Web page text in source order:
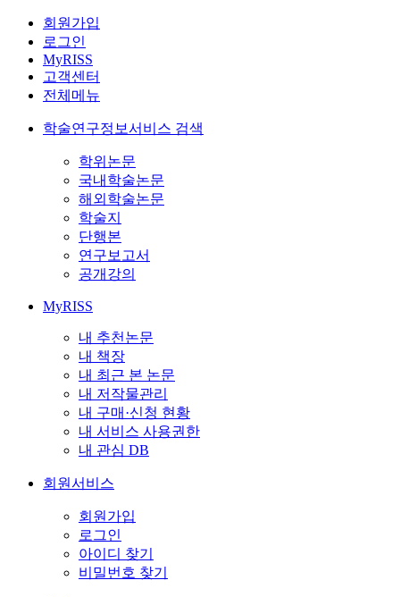
회원가입
로그인
MyRISS
고객센터
전체메뉴
학술연구정보서비스 검색
학위논문
국내학술논문
해외학술논문
학술지
단행본
연구보고서
공개강의
MyRISS
내 추천논문
내 책장
내 최근 본 논문
내 저작물관리
내 구매·신청 현황
내 서비스 사용권한
내 관심 DB
회원서비스
회원가입
로그인
아이디 찾기
비밀번호 찾기